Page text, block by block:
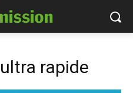
rapide